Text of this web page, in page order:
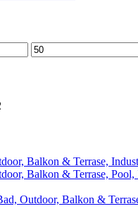
Max.
Preis
Balkon & Terrase,
Balkon & Terrase, Pool,
Outdoor, Balkon &